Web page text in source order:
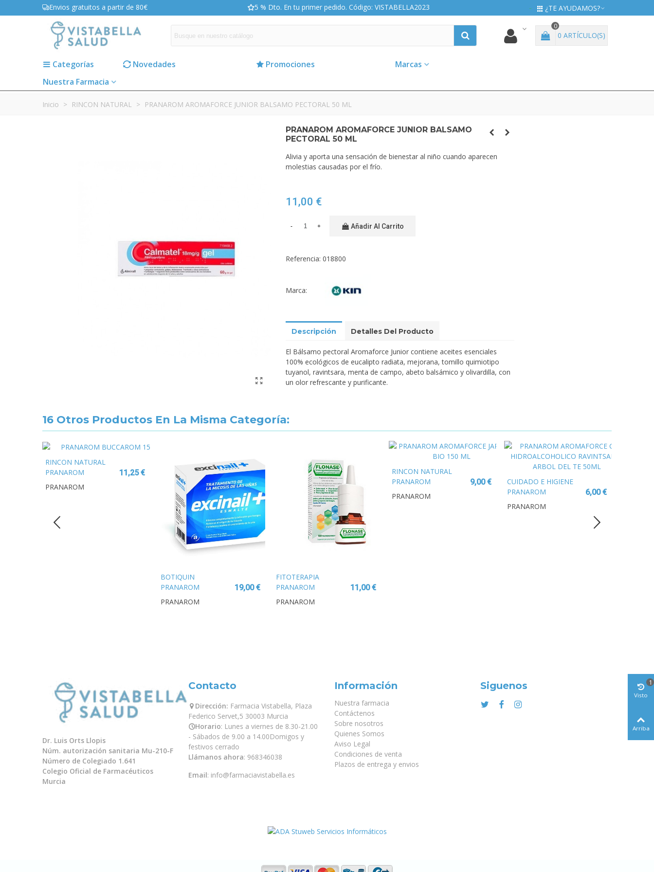
Envios gratuitos a partir de 80€ 5 % Dto. En tu primer pedido. Código: VISTABELLA2023 ¿TE AYUDAMOS?
0
0 ARTÍCULO(S)
Categorías Novedades Promociones
Marcas
Nuestra Farmacia
Inicio > RINCON NATURAL > PRANAROM AROMAFORCE JUNIOR BALSAMO PECTORAL 50 ML
PRANAROM AROMAFORCE JUNIOR BALSAMO
PECTORAL 50 ML
Alivia y aporta una sensación de bienestar al niño cuando aparecen
molestias causadas por el frío.
11,00 €
- + Añadir Al Carrito
Referencia: 018800
Marca:
Descripción Detalles Del Producto
El Bálsamo pectoral Aromaforce Junior contiene aceites esenciales
100% ecológicos de eucalipto radiata, mejorana, tomillo quimiotipo
tuyanol, ravintsara, menta de campo, abeto balsámico y olivardilla, con
un olor refrescante y purificante.
16 Otros Productos En La Misma Categoría:
RINCON NATURAL
PRANAROM
BUCCAROM 15 G
11,25 €
PRANAROM
BOTIQUIN
PRANAROM
AROMAFORCE SPRAY
PURIFICADOR
19,00 €
PRANAROM
FITOTERAPIA
PRANAROM
HERBALGEM CREMA
MANOS CONSUELA
11,00 €
PRANAROM
RINCON NATURAL
PRANAROM
AROMAFORCE JARABE
BIO 150 ML
9,00 €
PRANAROM
CUIDADO E HIGIENE
PRANAROM
AROMAFORCE GEL
HIDROALCOHOLICO
6,00 €
PRANAROM
Dr. Luis Orts Llopis
Núm. autorización sanitaria Mu-210-F
Número de Colegiado 1.641
Colegio Oficial de Farmacéuticos
Murcia
Contacto
Dirección: Farmacia Vistabella, Plaza
Federico Servet,5 30003 Murcia
Horario: Lunes a viernes de 8.30-21.00
- Sábados de 9.00 a 14.00Domigos y
festivos cerrado
Llámanos ahora: 968346038
Email: info@farmaciavistabella.es
Información
Nuestra farmacia
Contáctenos
Sobre nosotros
Quienes Somos
Aviso Legal
Condiciones de venta
Plazos de entrega y envios
Siguenos
Visto
1
Arriba